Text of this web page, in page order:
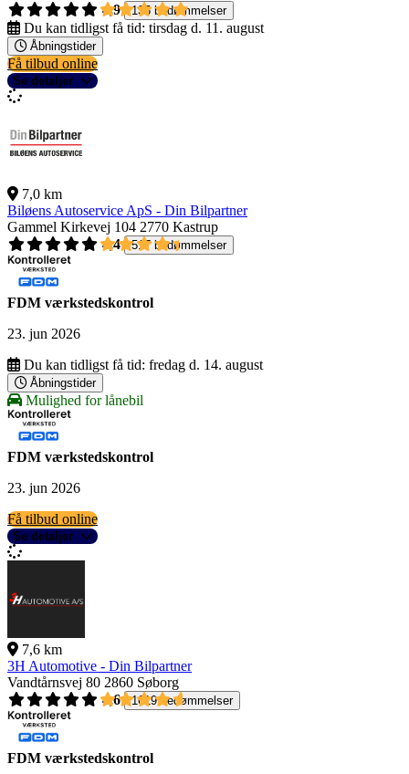
4,9
135 bedømmelser
Du kan tidligst få tid: tirsdag d. 11. august
Åbningstider
Få tilbud online
Se detaljer
7,0 km
Biløens Autoservice ApS - Din Bilpartner
Gammel Kirkevej 104 2770 Kastrup
4,4
517 bedømmelser
FDM værkstedskontrol
23. jun 2026
Du kan tidligst få tid: fredag d. 14. august
Åbningstider
Mulighed for lånebil
FDM værkstedskontrol
23. jun 2026
Få tilbud online
Se detaljer
7,6 km
3H Automotive - Din Bilpartner
Vandtårnsvej 80 2860 Søborg
4,6
1619 bedømmelser
FDM værkstedskontrol